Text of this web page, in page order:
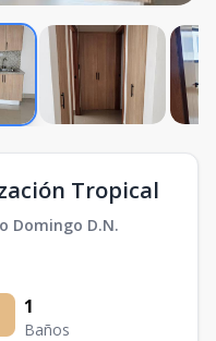
Tropical
Domingo D.N.
1
Baños